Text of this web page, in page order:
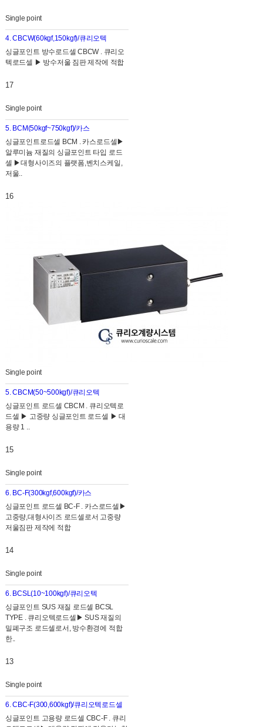
Single point
4. CBCW(60kgf,150kgf)/큐리오텍
싱글포인트 방수로드셀 CBCW . 큐리오
텍로드셀 ▶ 방수저울 짐판 제작에 적합
17
Single point
5. BCM(50kgf~750kgf)/카스
싱글포인트로드셀 BCM . 카스로드셀▶
알루미늄 재질의 싱글포인트 타입 로드
셀 ▶대형사이즈의 플랫폼,벤치스케일,
저울..
16
Single point
5. CBCM(50~500kgf)/큐리오텍
​싱글포인트 로드셀 CBCM . 큐리오텍로
드셀 ▶ ​고중량 싱글포인트 로드셀 ▶ 대
용량 1 ..
15
Single point
6. BC-F(300kgf,600kgf)/카스
싱글포인트 로드셀 BC-F . 카스로드셀▶
고중량,대형사이즈 로드셀로서 고중량
저울짐판 제작에 적합
14
Single point
6. BCSL(10~100kgf)/큐리오텍
싱글포인트 SUS 재질 로드셀 BCSL
TYPE . 큐리오텍로드셀▶ SUS 재질의
밀폐구조 로드셀로서, 방수환경에 적합
한..
13
Single point
6. CBC-F(300,600kgf)/큐리오텍로드셀
싱글포인트 고용량 로드셀 CBC-F . 큐리